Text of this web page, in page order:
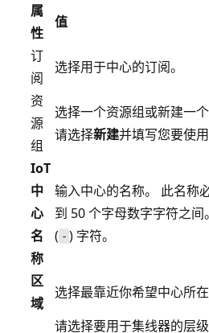
属
性
值
订
阅
选择用于中心的订阅。
资
源
组
选择一个资源组或新建一
请选择新建并填写您要使用
IoT
中
心
名
称
输入中心的名称。 此名称
到 50 个字母数字字符之
( - ) 字符。
区
域
选择最靠近你希望中心所在
请选择要用于集线器的层